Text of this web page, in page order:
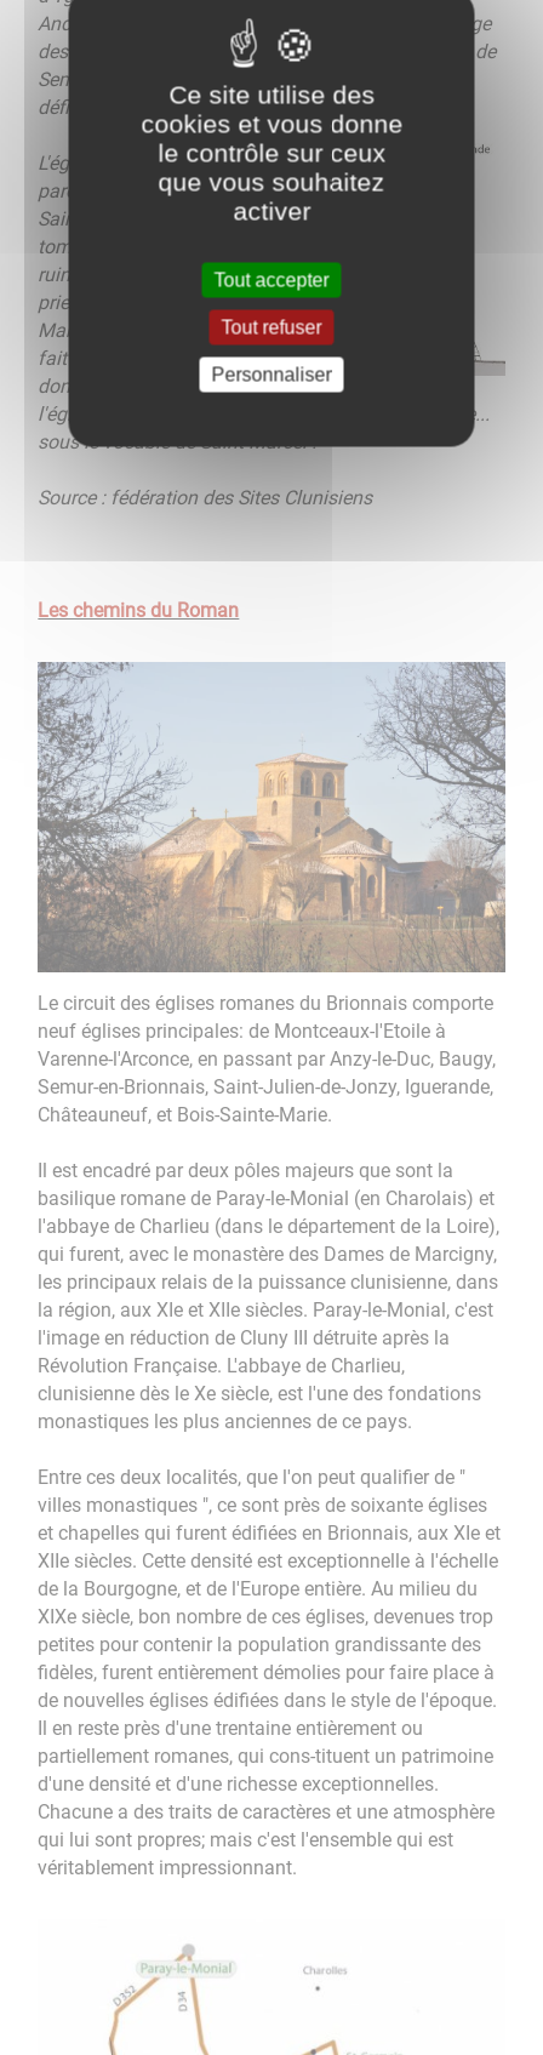
André. On assiste, au cours du XIIIe siècle, au partage
des droits seigneuriaux entre le prieuré et la famille de
Semur. C'est avant 1600 que les moines quittent
définitivement Iguerande.
L'église
paroissiale
Saint-Marcel
tombe en
ruines ; la
prieure de
Marcigny
fait alors
don de
l'église Saint-André afin qu'elle devienne paroissiale...
sous le vocable de Saint-Marcel !
Source : fédération des Sites Clunisiens
Les chemins du Roman
Le circuit des églises romanes du Brionnais comporte
neuf églises principales: de Montceaux-l'Etoile à
Varenne-l'Arconce, en passant par Anzy-le-Duc, Baugy,
Semur-en-Brionnais, Saint-Julien-de-Jonzy, Iguerande,
Châteauneuf, et Bois-Sainte-Marie.
Il est encadré par deux pôles majeurs que sont la
basilique romane de Paray-le-Monial (en Charolais) et
l'abbaye de Charlieu (dans le département de la Loire),
qui furent, avec le monastère des Dames de Marcigny,
les principaux relais de la puissance clunisienne, dans
la région, aux XIe et XIIe siècles. Paray-le-Monial, c'est
l'image en réduction de Cluny III détruite après la
Révolution Française. L'abbaye de Charlieu,
clunisienne dès le Xe siècle, est l'une des fondations
monastiques les plus anciennes de ce pays.
Entre ces deux localités, que l'on peut qualifier de "
villes monastiques ", ce sont près de soixante églises
et chapelles qui furent édifiées en Brionnais, aux XIe et
XIIe siècles. Cette densité est exceptionnelle à l'échelle
de la Bourgogne, et de l'Europe entière. Au milieu du
XIXe siècle, bon nombre de ces églises, devenues trop
petites pour contenir la population grandissante des
fidèles, furent entièrement démolies pour faire place à
de nouvelles églises édifiées dans le style de l'époque.
Il en reste près d'une trentaine entièrement ou
partiellement romanes, qui cons-tituent un patrimoine
d'une densité et d'une richesse exceptionnelles.
Chacune a des traits de caractères et une atmosphère
qui lui sont propres; mais c'est l'ensemble qui est
véritablement impressionnant.
Ce site utilise des
cookies et vous donne
le contrôle sur ceux
que vous souhaitez
activer
Tout accepter
Tout refuser
Personnaliser